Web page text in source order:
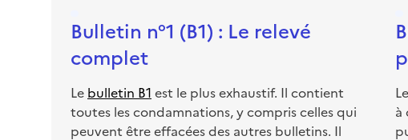
Bulletin n°1 (B1) : Le relevé
complet
Le bulletin B1 est le plus exhaustif. Il contient
toutes les condamnations, y compris celles qui
peuvent être effacées des autres bulletins. Il
Le
à